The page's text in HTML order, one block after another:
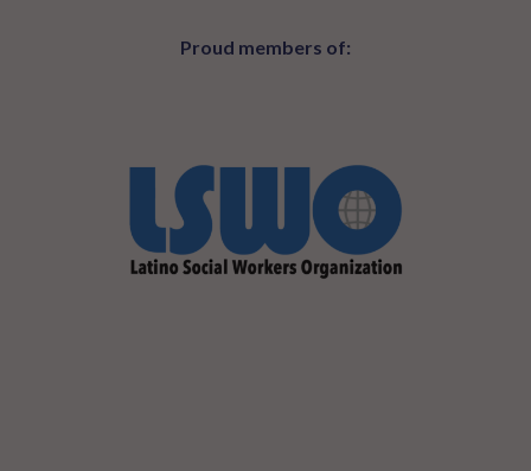
Proud members of: